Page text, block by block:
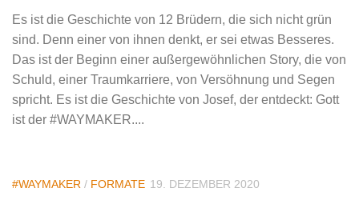
Es ist die Geschichte von 12 Brüdern, die sich nicht grün
sind. Denn einer von ihnen denkt, er sei etwas Besseres.
Das ist der Beginn einer außergewöhnlichen Story, die von
Schuld, einer Traumkarriere, von Versöhnung und Segen
spricht. Es ist die Geschichte von Josef, der entdeckt: Gott
ist der #WAYMAKER....
#WAYMAKER / FORMATE 19. DEZEMBER 2020